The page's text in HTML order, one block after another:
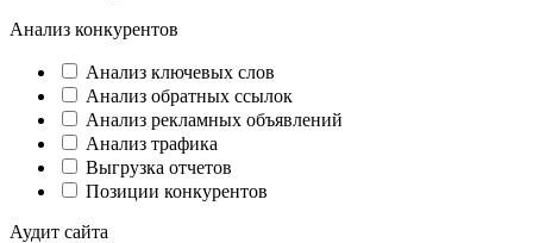
Анализ конкурентов
Анализ ключевых слов
Анализ обратных ссылок
Анализ рекламных объявлений
Анализ трафика
Выгрузка отчетов
Позиции конкурентов
Аудит сайта